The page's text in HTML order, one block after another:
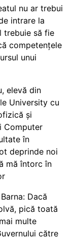
nu ar trebui
intrare la
trebuie să fie
competențele
unui
elevă din
University cu
și
Computer
în
deprinde noi
mă întorc în
Dacă
pică toată
multe
către